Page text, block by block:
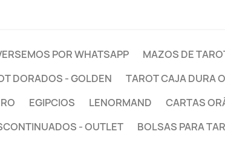
POR WHATSAPP MAZOS DE
DORADOS - GOLDEN
TAROT CAJA DURA
EGIPCIOS LENORMAND
CARTAS
- OUTLET
BOLSAS PARA